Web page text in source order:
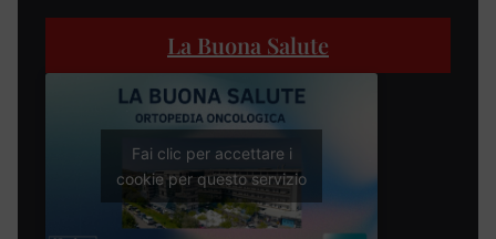
La Buona Salute
Fai clic per accettare i
cookie per questo servizio